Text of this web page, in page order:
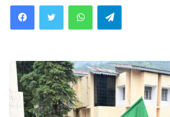
WhatsAppTelegram